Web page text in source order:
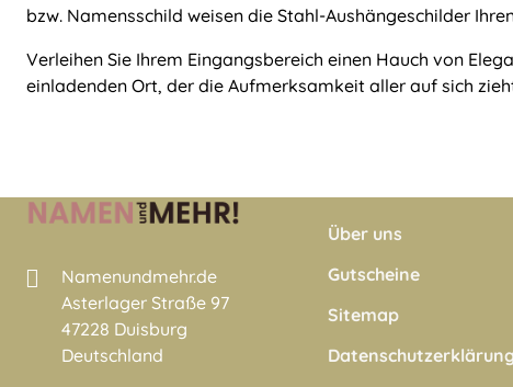
bzw. Namensschild weisen die Stahl-Aushängeschilder
Verleihen Sie Ihrem Eingangsbereich einen Hauch von
einladenden Ort, der die Aufmerksamkeit aller auf sich
Namenundmehr.de
Asterlager Straße 97
47228 Duisburg
Deutschland
Über uns
Gutscheine
Sitemap
Datenschutzerklärung